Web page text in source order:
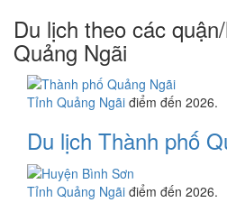
Du lịch theo các
Quảng Ngãi
Tỉnh Quảng Ngãi điểm đến 2026.
Du lịch Thành phố
Tỉnh Quảng Ngãi điểm đến 2026.